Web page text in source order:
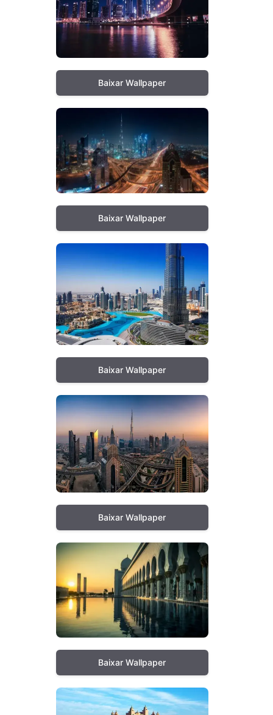
Baixar Wallpaper
Baixar Wallpaper
Baixar Wallpaper
Baixar Wallpaper
Baixar Wallpaper